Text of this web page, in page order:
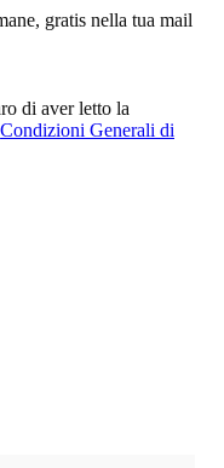
gratis nella tua mail
di aver letto la
Condizioni Generali di